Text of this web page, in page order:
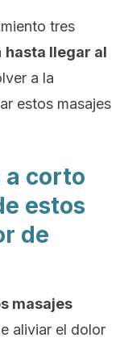
tres
hasta llegar al
a la
estos masajes
a corto
estos
de
masajes
aliviar el dolor